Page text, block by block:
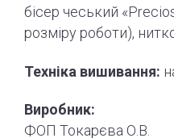
бісер чеський
розміру роботи),
Техніка вишивання:
Виробник:
ФОП Токарєва О.В.